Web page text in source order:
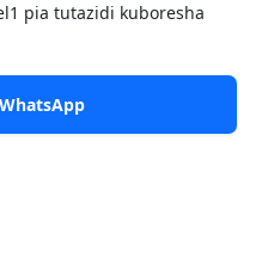
pia tutazidi kuboresha